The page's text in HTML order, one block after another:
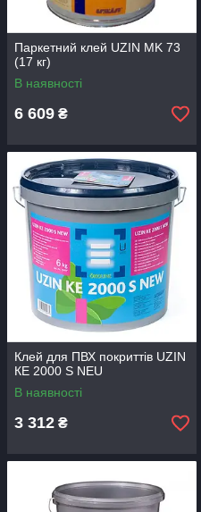
Паркетний клей UZIN MK 73
(17 кг)
В наявності
6 609 ₴
Клей для ПВХ покриттів UZIN
КЕ 2000 S NEU
В наявності
3 312 ₴